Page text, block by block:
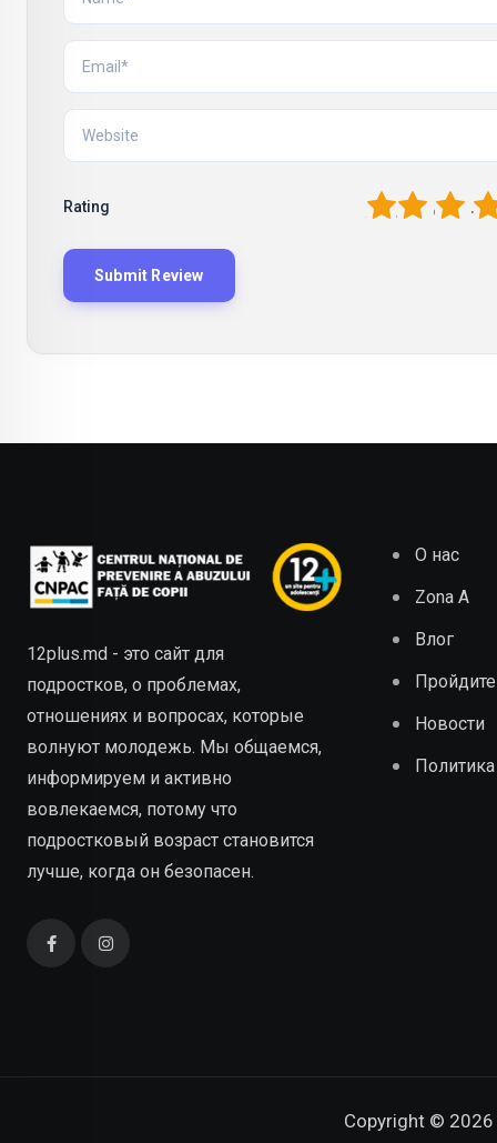
Rating 4
3
2
12plus.md - это сайт для
подростков, о проблемах,
отношениях и вопросах, которые
волнуют молодежь. Мы общаемся,
информируем и активно
вовлекаемся, потому что
подростковый возраст становится
лучше, когда он безопасен.
О нас
Zona A
Влог
Пройдите
Новости
Copyright © 2026